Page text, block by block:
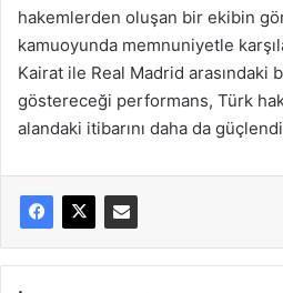
hakemlerden oluşan bir ekibin
kamuoyunda memnuniyetle
Kairat ile Real Madrid arasındaki
göstereceği performans, Türk
alandaki itibarını daha da